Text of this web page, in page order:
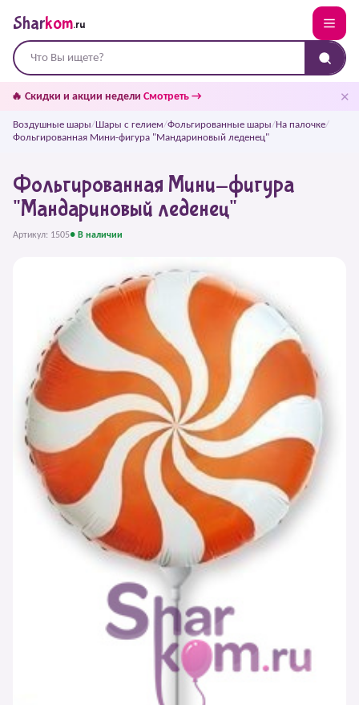
Sharkom.ru
🔥 Скидки и акции недели Смотреть → ✕
Воздушные шары/Шары с гелием/Фольгированные шары/На палочке/
Фольгированная Мини-фигура "Мандариновый леденец"
Фольгированная Мини-фигура
"Мандариновый леденец"
Артикул: 1505● В наличии